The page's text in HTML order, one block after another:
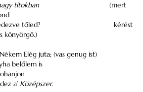
titokban
(mert
tőled?
kérést
könyörgő.)
Elég juta; (vas genug ist)
belőlem is
a’ Középszer.